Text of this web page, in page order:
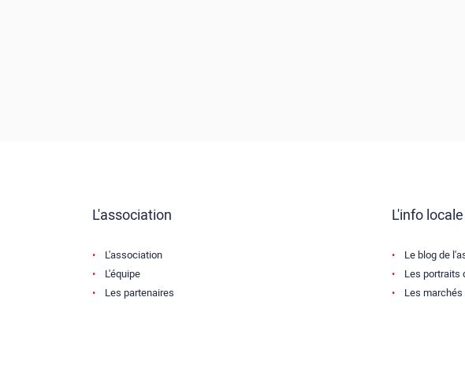
L'association
L'association
L'équipe
Les partenaires
L'info locale
Le blog de
Les portraits
Les marchés